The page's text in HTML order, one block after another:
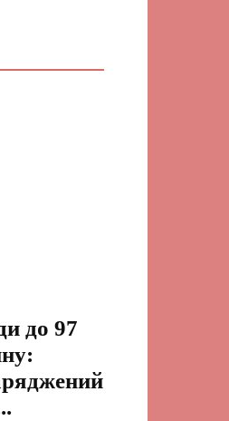
до 97